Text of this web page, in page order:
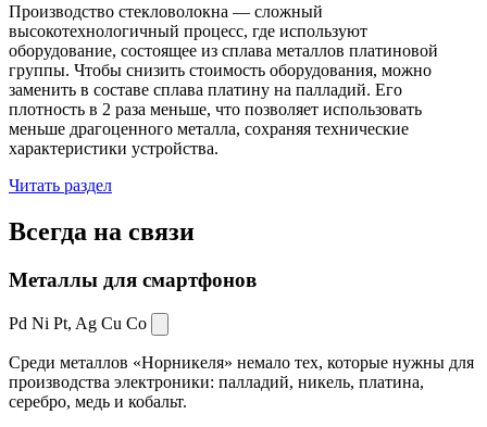
Производство стекловолокна — сложный
высокотехнологичный процесс, где используют
оборудование, состоящее из сплава металлов платиновой
группы. Чтобы снизить стоимость оборудования, можно
заменить в составе сплава платину на палладий. Его
плотность в 2 раза меньше, что позволяет использовать
меньше драгоценного металла, сохраняя технические
характеристики устройства.
Читать раздел
Всегда на связи
Металлы для смартфонов
Pd Ni Pt, Ag Cu Co
Среди металлов «Норникеля» немало тех, которые нужны для
производства электроники: палладий, никель, платина,
серебро, медь и кобальт.